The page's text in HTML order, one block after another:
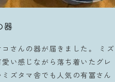
器
さんの器が届きました。 ミズ
い感じながら落ち着いたグレ
ズタマ舎でも人気の有冨さん